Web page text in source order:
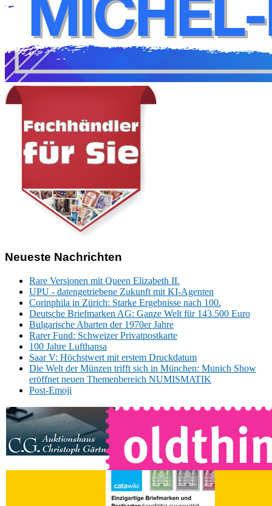
Neueste Nachrichten
Rare Versionen mit Queen Elizabeth II.
UPU - datengetriebene Zukunft mit KI-Agenten
Corinphila in Zürich: Starke Ergebnisse nach 100.
Deutsche Briefmarken AG: Ganze Welt für 143.500 Euro
Bulgarische Abarten der 1970er Jahre
Rarer Fund: Schweizer Privatpostkarte
100 Jahre Lufthansa
Saar V: Höchstwert mit erstem Druckdatum
Die Welt der Münzen trifft sich in München: Munich Show
eröffnet neuen Themenbereich NUMISMATIK
Post-Emoji